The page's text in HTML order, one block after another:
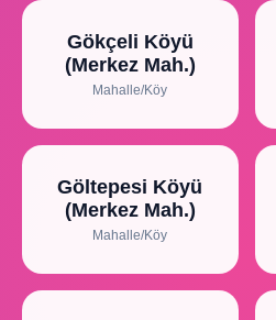
Gökçeli Köyü
(Merkez Mah.)
Mahalle/Köy
Göltepesi Köyü
(Merkez Mah.)
Mahalle/Köy